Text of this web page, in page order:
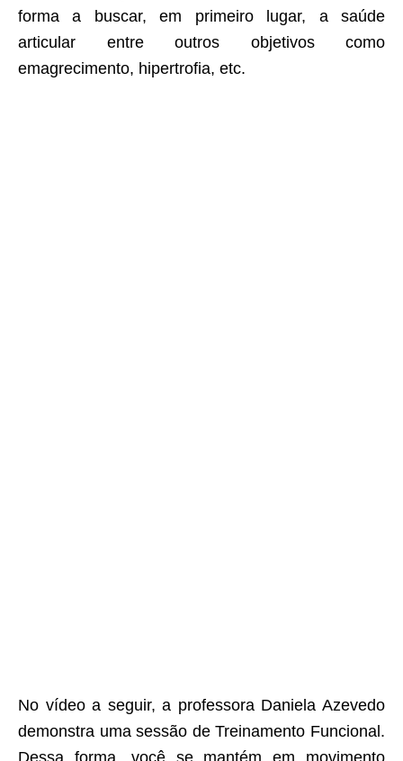
forma a buscar, em primeiro lugar, a saúde
articular entre outros objetivos como
emagrecimento, hipertrofia, etc.
No vídeo a seguir, a professora Daniela Azevedo
demonstra uma sessão de Treinamento Funcional.
Dessa forma, você se mantém em movimento